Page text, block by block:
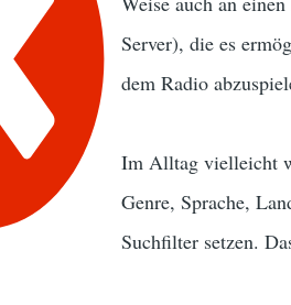
Server), die es
dem Radio
Im Alltag vielleicht
Genre, Sprache,
Suchfilter setzen.